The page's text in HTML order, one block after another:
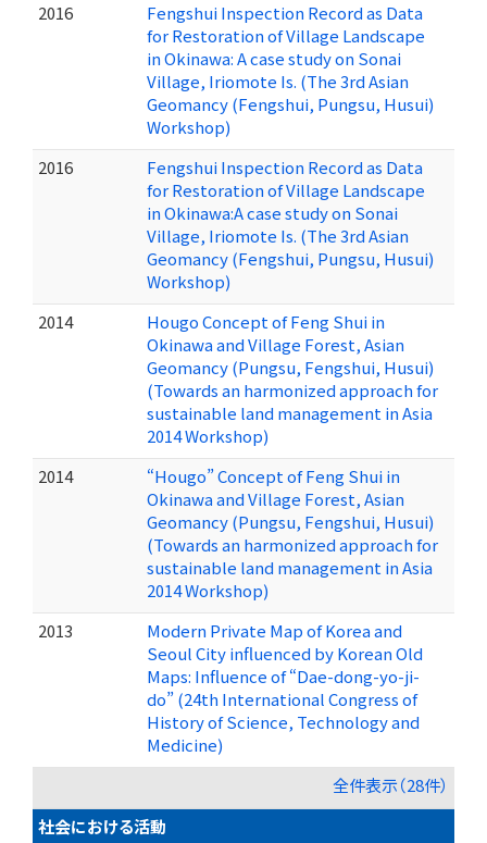
2016
Fengshui Inspection Record as Data
for Restoration of Village Landscape
in Okinawa: A case study on Sonai
Village, Iriomote Is. (The 3rd Asian
Geomancy (Fengshui, Pungsu, Husui)
Workshop)
2016
Fengshui Inspection Record as Data
for Restoration of Village Landscape
in Okinawa:A case study on Sonai
Village, Iriomote Is. (The 3rd Asian
Geomancy (Fengshui, Pungsu, Husui)
Workshop)
2014
Hougo Concept of Feng Shui in
Okinawa and Village Forest, Asian
Geomancy (Pungsu, Fengshui, Husui)
(Towards an harmonized approach for
sustainable land management in Asia
2014 Workshop)
2014
“Hougo” Concept of Feng Shui in
Okinawa and Village Forest, Asian
Geomancy (Pungsu, Fengshui, Husui)
(Towards an harmonized approach for
sustainable land management in Asia
2014 Workshop)
2013
Modern Private Map of Korea and
Seoul City influenced by Korean Old
Maps: Influence of “Dae-dong-yo-ji-
do” (24th International Congress of
History of Science, Technology and
Medicine)
全件表示（28件）
社会における活動